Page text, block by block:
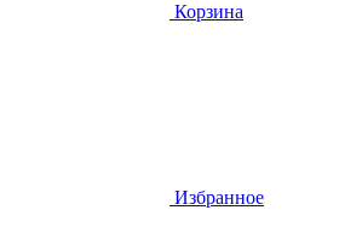
Корзина
Избранное